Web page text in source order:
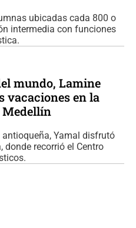
ubicadas cada 800 o
intermedia con funciones
mundo, Lamine
vacaciones en la
Medellín
Yamal disfrutó
donde recorrió el Centro